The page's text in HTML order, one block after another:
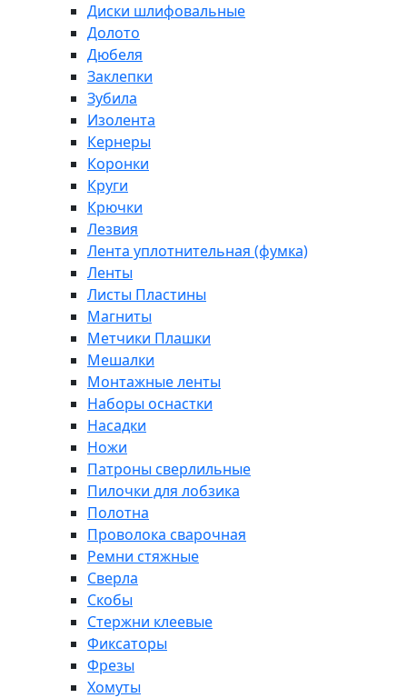
Диски шлифовальные
Долото
Дюбеля
Заклепки
Зубила
Изолента
Кернеры
Коронки
Круги
Крючки
Лезвия
Лента уплотнительная (фумка)
Ленты
Листы Пластины
Магниты
Метчики Плашки
Мешалки
Монтажные ленты
Наборы оснастки
Насадки
Ножи
Патроны сверлильные
Пилочки для лобзика
Полотна
Проволока сварочная
Ремни стяжные
Сверла
Скобы
Стержни клеевые
Фиксаторы
Фрезы
Хомуты